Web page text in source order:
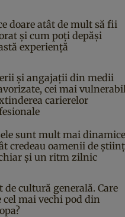
doare atât de mult să fii
și cum poți depăși
experiență
și angajații din medii
cei mai
carierelor
sunt mult mai dinamice
credeau oamenii de
și un ritm zilnic
de cultură generală. Care
cel mai vechi pod din